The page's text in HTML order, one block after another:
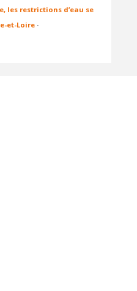
les restrictions d’eau se
et-Loire ·